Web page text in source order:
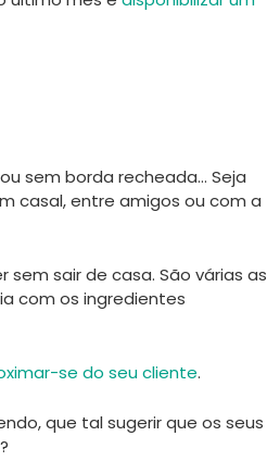
sem borda recheada… Seja
casal, entre amigos ou com a
sair de casa. São várias as
com os ingredientes
se do seu cliente.
que tal sugerir que os seus